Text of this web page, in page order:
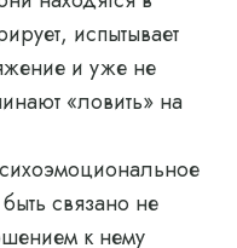
испытывает
и уже не
«ловить» на
связано не
к нему